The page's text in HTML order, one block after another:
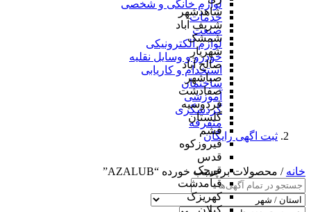
شاهدشهر
شریف آباد
شمشک
شهریار
صالح آباد
صباشهر
صفادشت
فردوسیه
گلستان
فشم
فیروزکوه
قدس
قرچک
قیامدشت
کهریزک
لوازم خانگی و شخصی
خدمات
صنعت
لوازم الکترونیکی
خودرو و وسایل نقلیه
استخدام و کاریابی
ساختمان
آموزشی
گردشگری
متفرقه
ثبت اگهی رایگان
خانه / محصولات برچسب خورده “AZALUB”